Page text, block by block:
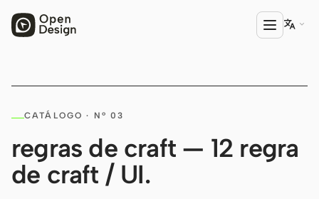
Open Design
HTML Anything
HTML Video

CATÁLOGO · Nº 03
regras de craft — 12 regra
de craft / UI.